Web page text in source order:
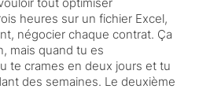
heures sur un fichier Excel,
négocier chaque contrat. Ça
mais quand tu es
te crames en deux jours et tu
des semaines. Le deuxième